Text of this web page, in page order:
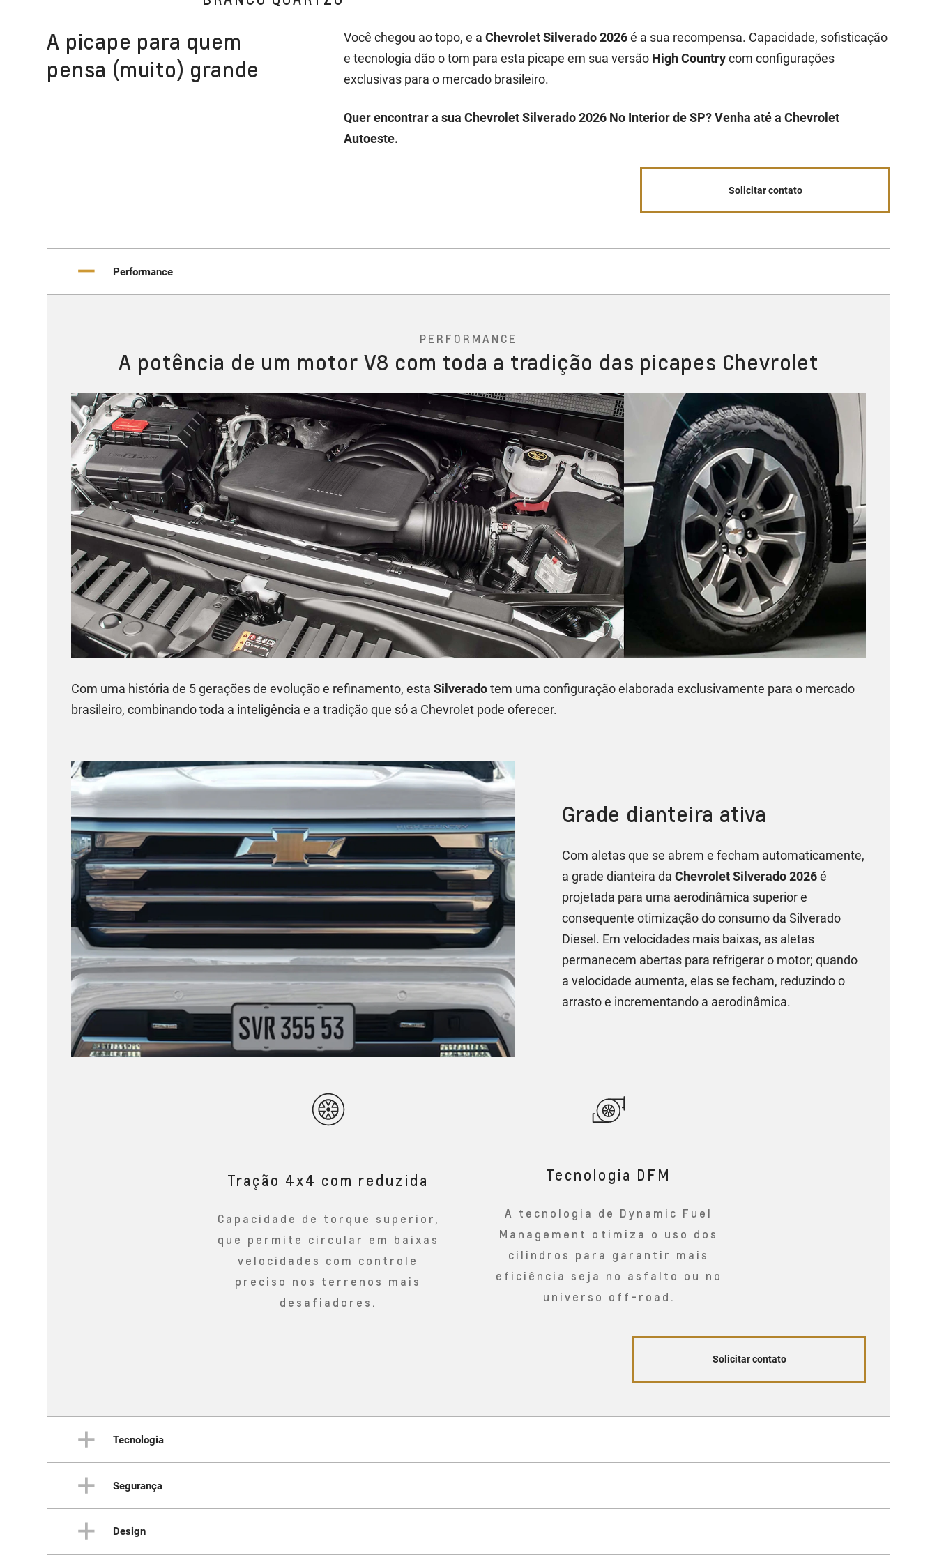
A picape para quem
pensa (muito) grande
Você chegou ao topo, e a Chevrolet Silverado 2026é a sua recompensa. Capacidade, sofisticação
e tecnologia dão o tom para esta picape em sua versão High Countrycom configurações
exclusivas para o mercado brasileiro.
Quer encontrar a sua Chevrolet Silverado 2026 No Interior de SP? Venha até a Chevrolet
Autoeste.
Solicitar contato
Performance
PERFORMANCE
A potência de um motor V8 com toda a tradição das picapes Chevrolet
Com uma história de 5 gerações de evolução e refinamento, esta Silveradotem uma configuração elaborada exclusivamente para o mercado
brasileiro, combinando toda a inteligência e a tradição que só a Chevrolet pode oferecer.
Grade dianteira ativa
Com aletas que se abrem e fecham automaticamente,
a grade dianteira daChevrolet Silverado 2026é
projetada para uma aerodinâmica superior e
consequente otimização do consumo da Silverado
Diesel. Em velocidades mais baixas, as aletas
permanecem abertas para refrigerar o motor; quando
a velocidade aumenta, elas se fecham, reduzindo o
arrasto e incrementando a aerodinâmica.
Tração 4x4 com reduzida
Capacidade de torque superior,
que permite circular em baixas
velocidades com controle
preciso nos terrenos mais
desafiadores.
Tecnologia DFM
A tecnologia de Dynamic Fuel
Management otimiza o uso dos
cilindros para garantir mais
eficiência seja no asfalto ou no
universo off-road.
Solicitar contato
Tecnologia
TECNOLOGIA
Segurança
SEGURANÇA
Design